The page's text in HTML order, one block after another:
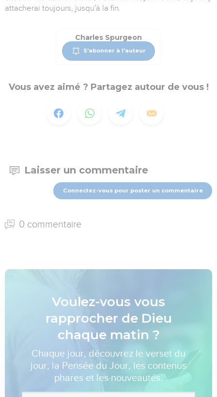
attacherai toujours, jusqu'à la fin.
Charles Spurgeon
S'abonner à l'auteur
Vous avez aimé ? Partagez autour de vous !
Laisser un commentaire
Connectez-vous pour poster un commentaire
0 commentaire
Voulez-vous vous
rapprocher de Dieu
chaque matin ?
Chaque jour, découvrez le verset du
jour, la Pensée du Jour, les contenus
phares et les nouveautés.